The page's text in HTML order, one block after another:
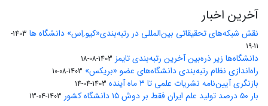
آخرین اخبار
نقش شبکه‌های تحقیقاتی بین‌المللی در رتبه‌بندی«کیو.اِس» دانشگاه ها
1403-
11-19
دانشگاه‌ها زیر ذره‌بین آخرین رتبه‌بندی تایمز 1403-08-18
راه‌اندازی نظام رتبه‌بندی دانشگاه‌‌های عضو «بریکس» 1403-08-10
بازنگری آیین‌نامه نشریات علمی تا ۳ ماه آینده 1403-04-14
بار ۵۰ درصد تولید علم ایران فقط بر دوش ۱۵ دانشگاه کشور 1403-04-13